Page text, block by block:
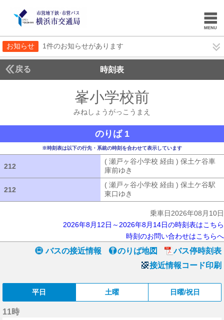
お知らせ 1件のお知らせがあります
戻る 時刻表
峯小学校前
みねしょうがっこうまえ
のりば 1
※時刻表は以下の行先・系統の時刻を合わせて表示しています
212
( 瀬戸ヶ谷小学校 経由 ) 保土ケ谷車
庫前ゆき
212
( 瀬戸ヶ谷小学校 経由 ) 保土ケ谷駅
東口ゆき
乗車日2026年08月10日
2026年8月12日～2026年8月14日の時刻表はこちら
時刻のお問い合わせはこちらへ
バスの接近情報 のりば地図
バス停時刻表
接近情報コード印刷
平日 土曜 日曜/祝日
11時